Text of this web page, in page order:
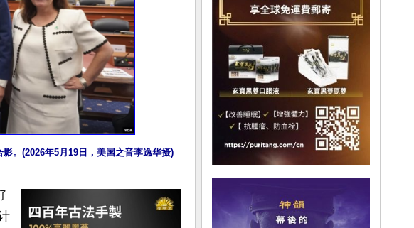
。(2026年5月19日，美国之音李逸华摄)